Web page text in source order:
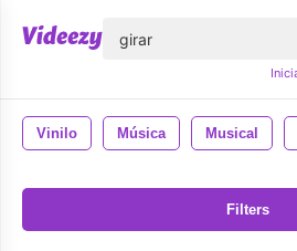
Vinilo Música Musical
Filters